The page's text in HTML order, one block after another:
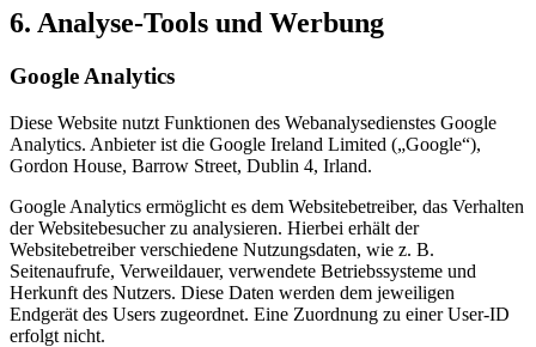
6. Analyse-Tools und Werbung
Google Analytics
Diese Website nutzt Funktionen des Webanalysedienstes Google
Analytics. Anbieter ist die Google Ireland Limited („Google“),
Gordon House, Barrow Street, Dublin 4, Irland.
Google Analytics ermöglicht es dem Websitebetreiber, das Verhalten
der Websitebesucher zu analysieren. Hierbei erhält der
Websitebetreiber verschiedene Nutzungsdaten, wie z. B.
Seitenaufrufe, Verweildauer, verwendete Betriebssysteme und
Herkunft des Nutzers. Diese Daten werden dem jeweiligen
Endgerät des Users zugeordnet. Eine Zuordnung zu einer User-ID
erfolgt nicht.